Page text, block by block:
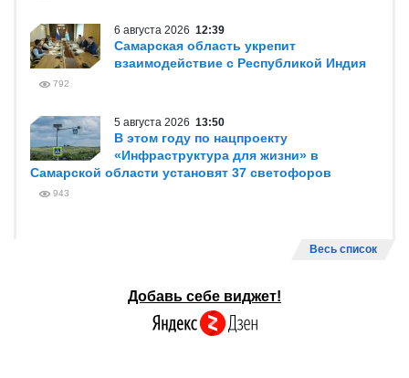
6 августа 2026 12:39
Самарская область укрепит
взаимодействие с Республикой Индия
792
5 августа 2026 13:50
В этом году по нацпроекту
«Инфраструктура для жизни» в
Самарской области установят 37 светофоров
943
Весь список
Добавь себе виджет!